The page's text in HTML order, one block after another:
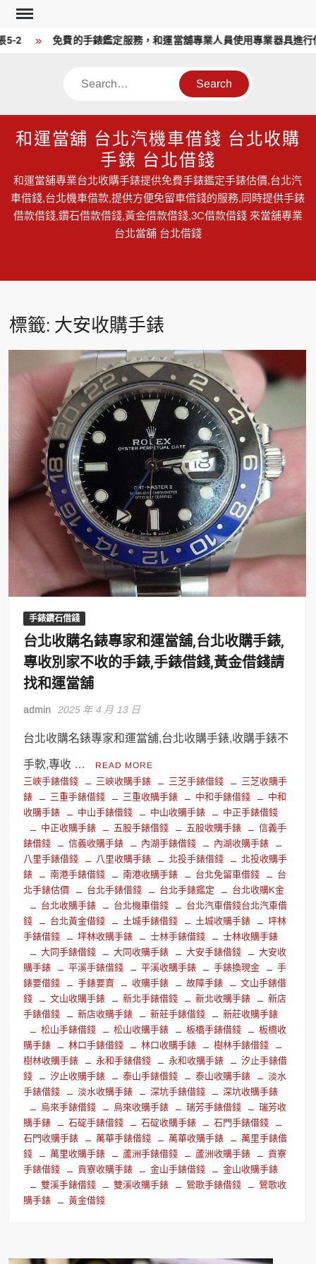
Skip
content
2 免費的手錶鑑定服務，和運當舖專業人員使用專業器具進行
Search
和運當舖 台北汽機車借錢 台北收購
手錶 台北借錢
和運當舖專業台北收購手錶提供免費手錶鑑定手錶估價,台北汽
車借錢,台北機車借款,提供方便免留車借錢的服務,同時提供手錶
借款借錢,鑽石借款借錢,黃金借款借錢,3C借款借錢 來當舖專業
台北當舖 台北借錢
標籤: 大安收購手錶
手錶鑽石借錢
台北收購名錶專家和運當舖,台北收購手錶,
專收別家不收的手錶,手錶借錢,黃金借錢請
找和運當舖
admin 2025 年 4 月 13 日
台北收購名錶專家和運當舖,台北收購手錶,收購手錶不
手軟,專收 … READ MORE
三峽手錶借錢 三峽收購手錶 三芝手錶借錢
三芝收購手
錶
三重手錶借錢 三重收購手錶 中和手錶借錢
中和
收購手錶
中山手錶借錢 中山收購手錶
中正手錶借錢
中正收購手錶
五股手錶借錢 五股收購手錶
信義手
錶借錢
信義收購手錶 內湖手錶借錢
內湖收購手錶
八里手錶借錢
八里收購手錶 北投手錶借錢
北投收購手
錶
南港手錶借錢 南港收購手錶 台北免留車借錢
台
北手錶估價
台北手錶借錢 台北手錶鑑定
台北收購K金
台北收購手錶
台北機車借錢
台北汽車借錢台北汽車借
錢
台北黃金借錢 土城手錶借錢 土城收購手錶
坪林
手錶借錢
坪林收購手錶 士林手錶借錢
士林收購手錶
大同手錶借錢
大同收購手錶 大安手錶借錢
大安收
購手錶
平溪手錶借錢 平溪收購手錶 手錶換現金
手
錶要借錢
手錶要賣 收購手錶 故障手錶
文山手錶借
錢
文山收購手錶 新北手錶借錢 新北收購手錶
新店
手錶借錢
新店收購手錶 新莊手錶借錢
新莊收購手錶
松山手錶借錢
松山收購手錶 板橋手錶借錢
板橋收
購手錶
林口手錶借錢 林口收購手錶
樹林手錶借錢
樹林收購手錶
永和手錶借錢 永和收購手錶
汐止手錶借
錢
汐止收購手錶 泰山手錶借錢 泰山收購手錶
淡水
手錶借錢
淡水收購手錶 深坑手錶借錢
深坑收購手錶
烏來手錶借錢
烏來收購手錶 瑞芳手錶借錢
瑞芳收
購手錶
石碇手錶借錢 石碇收購手錶
石門手錶借錢
石門收購手錶
萬華手錶借錢 萬華收購手錶
萬里手錶借
錢
萬里收購手錶 蘆洲手錶借錢 蘆洲收購手錶
貢寮
手錶借錢
貢寮收購手錶 金山手錶借錢
金山收購手錶
雙溪手錶借錢
雙溪收購手錶 鶯歌手錶借錢
鶯歌收
購手錶
黃金借錢